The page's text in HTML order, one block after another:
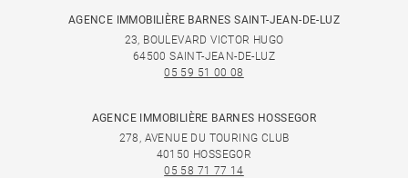
AGENCE IMMOBILIÈRE BARNES SAINT-JEAN-DE-LUZ
23, BOULEVARD VICTOR HUGO
64500 SAINT-JEAN-DE-LUZ
05 59 51 00 08
AGENCE IMMOBILIÈRE BARNES HOSSEGOR
278, AVENUE DU TOURING CLUB
40150 HOSSEGOR
05 58 71 77 14